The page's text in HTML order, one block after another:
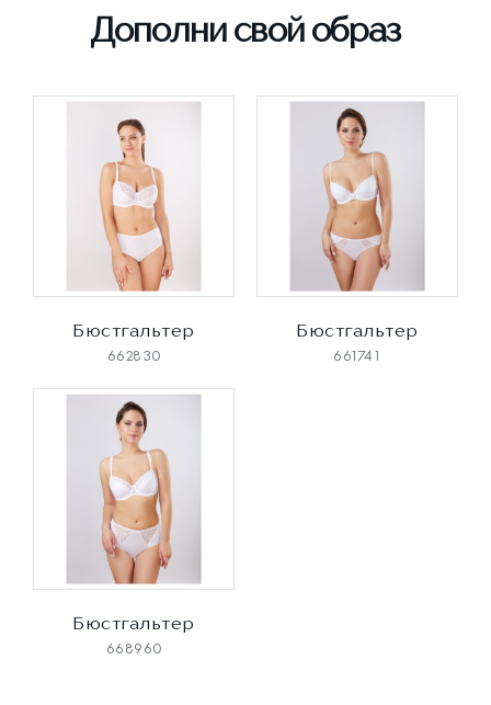
Дополни свой образ
Бюстгальтер
662830
Бюстгальтер
661741
Бюстгальтер
668960